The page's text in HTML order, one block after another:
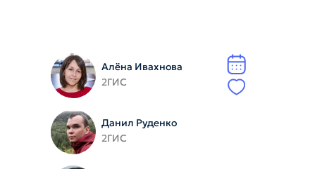
Алёна Ивахнова
2ГИС
Данил Руденко
2ГИС